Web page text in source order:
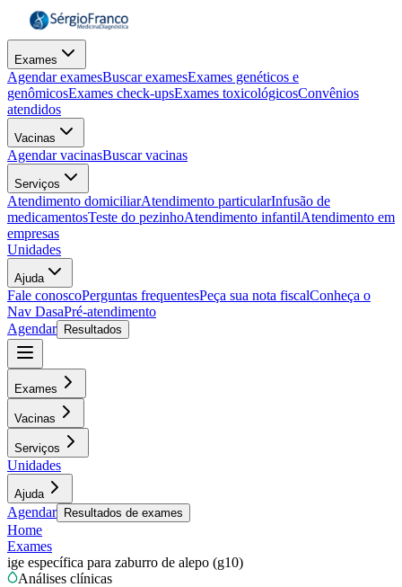
Exames
Agendar examesBuscar examesExames genéticos e
genômicosExames check-upsExames toxicológicosConvênios
atendidos
Vacinas
Agendar vacinasBuscar vacinas
Serviços
Atendimento domiciliarAtendimento particularInfusão de
medicamentosTeste do pezinhoAtendimento infantilAtendimento em
empresas
Unidades
Ajuda
Fale conoscoPerguntas frequentesPeça sua nota fiscalConheça o
Nav DasaPré-atendimento
Agendar
Resultados
Exames
Vacinas
Serviços
Unidades
Ajuda
Agendar Resultados de exames
Home
Exames
ige específica para zaburro de alepo (g10)
Análises clínicas